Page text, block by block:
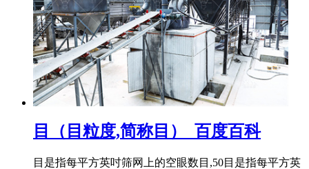
目（目粒度,简称目）_百度百科
目是指每平方英吋筛网上的空眼数目,50目是指每平方英